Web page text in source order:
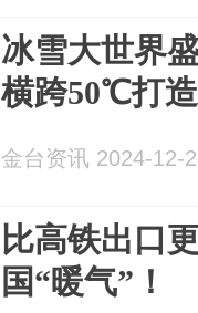
冰雪大世界
横跨50℃打
金台资讯 2024-12-
比高铁出口
国“暖气”！